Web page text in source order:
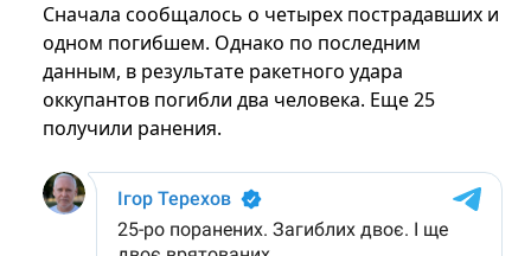
Сначала сообщалось о четырех пострадавших и
одном погибшем. Однако по последним
данным, в результате ракетного удара
оккупантов погибли два человека. Еще 25
получили ранения.